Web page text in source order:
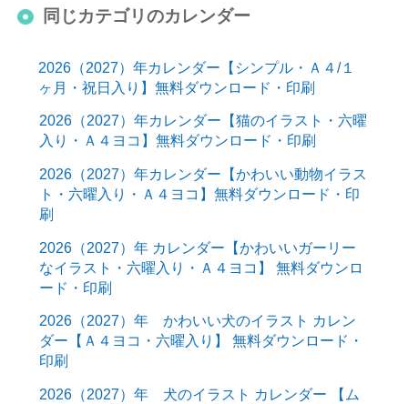
同じカテゴリのカレンダー
2026（2027）年カレンダー【シンプル・Ａ４/１
ヶ月・祝日入り】無料ダウンロード・印刷
2026（2027）年カレンダー【猫のイラスト・六曜
入り・Ａ４ヨコ】無料ダウンロード・印刷
2026（2027）年カレンダー【かわいい動物イラス
ト・六曜入り・Ａ４ヨコ】無料ダウンロード・印
刷
2026（2027）年 カレンダー【かわいいガーリー
なイラスト・六曜入り・Ａ４ヨコ】 無料ダウンロ
ード・印刷
2026（2027）年 かわいい犬のイラスト カレン
ダー【Ａ４ヨコ・六曜入り】 無料ダウンロード・
印刷
2026（2027）年 犬のイラスト カレンダー 【ム